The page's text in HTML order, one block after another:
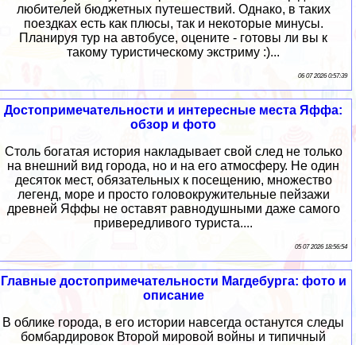
любителей бюджетных путешествий. Однако, в таких
поездках есть как плюсы, так и некоторые минусы.
Планируя тур на автобусе, оцените - готовы ли вы к
такому туристическому экстриму :)...
06 07 2026 0:57:39
Достопримечательности и интересные места Яффа:
обзор и фото
Столь богатая история накладывает свой след не только
на внешний вид города, но и на его атмосферу. Не один
десяток мест, обязательных к посещению, множество
легенд, море и просто головокружительные пейзажи
древней Яффы не оставят равнодушными даже самого
привередливого туриста....
05 07 2026 18:56:54
Главные достопримечательности Магдебурга: фото и
описание
В облике города, в его истории навсегда останутся следы
бомбардировок Второй мировой войны и типичный